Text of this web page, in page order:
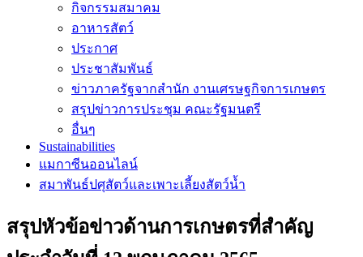
กิจกรรมสมาคม
อาหารสัตว์
ประกาศ
ประชาสัมพันธ์
ข่าวภาครัฐจากสำนัก งานเศรษฐกิจการเกษตร
สรุปข่าวการประชุม คณะรัฐมนตรี
อื่นๆ
Sustainabilities
แมกาซีนออนไลน์
สมาพันธ์ปศุสัตว์และเพาะเลี้ยงสัตว์น้ำ
สรุปหัวข้อข่าวด้านการเกษตรที่สำคัญ